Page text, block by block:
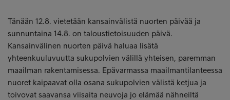
Tänään 12.8. vietetään kansainvälistä nuorten päivää ja
sunnuntaina 14.8. on taloustietoisuuden päivä.
Kansainvälinen nuorten päivä haluaa lisätä
yhteenkuuluvuutta sukupolvien välillä yhteisen, paremman
maailman rakentamisessa. Epävarmassa maailmantilanteessa
nuoret kaipaavat olla osana sukupolvien välistä ketjua ja
toivovat saavansa viisaita neuvoja jo elämää nähneiltä